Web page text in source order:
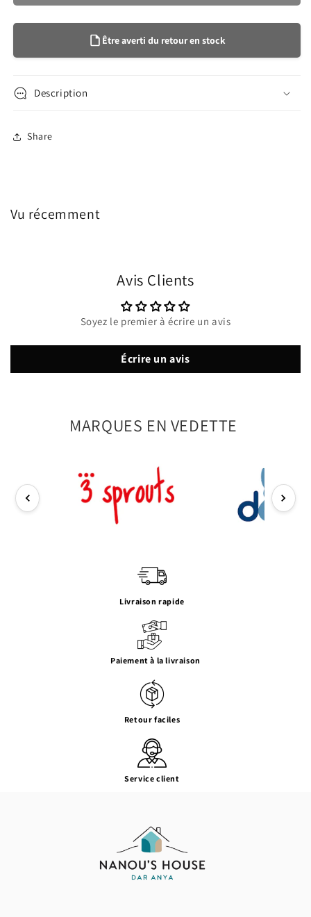
Être averti du retour en stock
Description
Share
Vu récemment
Avis Clients
Soyez le premier à écrire un avis
Écrire un avis
MARQUES EN VEDETTE
Livraison rapide
Paiement à la livraison
Retour faciles
Service client